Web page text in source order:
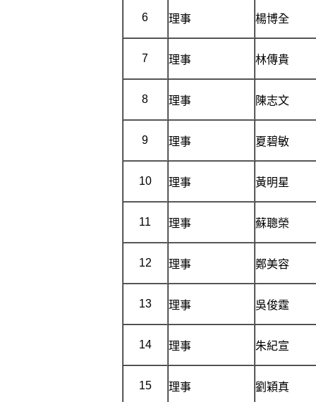
6 理事 楊博全
7 理事 林傳貴
8 理事 陳志文
9 理事 夏碧敏
10 理事 黃明星
11 理事 蘇聰榮
12 理事 鄭美容
13 理事 吳俊霆
14 理事 朱紀宣
15 理事 劉穎真